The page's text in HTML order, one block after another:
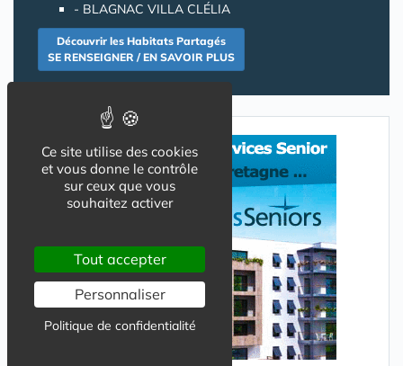
- BLAGNAC VILLA CLÉLIA
Découvrir les Habitats Partagés
SE RENSEIGNER / EN SAVOIR PLUS
Ce site utilise des cookies
et vous donne le contrôle
sur ceux que vous
souhaitez activer
Tout accepter
Personnaliser
Politique de confidentialité